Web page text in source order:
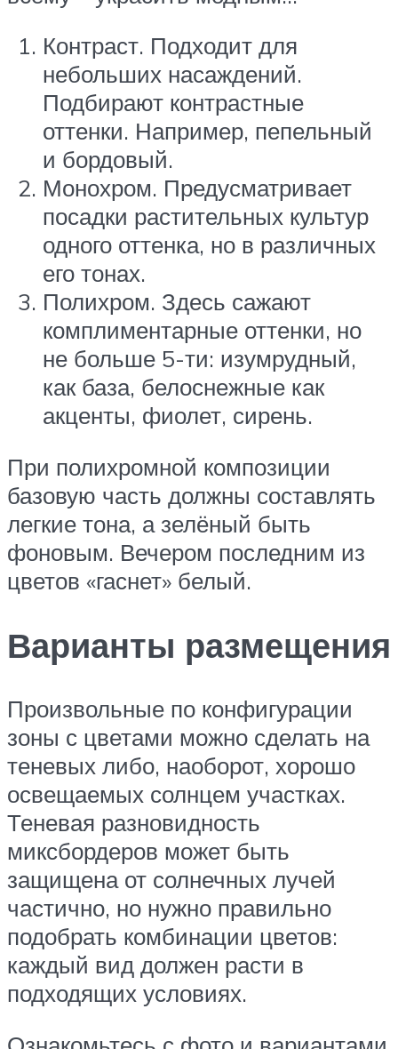
Контраст. Подходит для
небольших насаждений.
Подбирают контрастные
оттенки. Например, пепельный
и бордовый.
Монохром. Предусматривает
посадки растительных культур
одного оттенка, но в различных
его тонах.
Полихром. Здесь сажают
комплиментарные оттенки, но
не больше 5-ти: изумрудный,
как база, белоснежные как
акценты, фиолет, сирень.
При полихромной композиции
базовую часть должны составлять
легкие тона, а зелёный быть
фоновым. Вечером последним из
цветов «гаснет» белый.
Варианты размещения
Произвольные по конфигурации
зоны с цветами можно сделать на
теневых либо, наоборот, хорошо
освещаемых солнцем участках.
Теневая разновидность
миксбордеров может быть
защищена от солнечных лучей
частично, но нужно правильно
подобрать комбинации цветов:
каждый вид должен расти в
подходящих условиях.